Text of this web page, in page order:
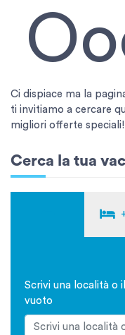
Ci dispiace ma la
ti invitiamo a cercare
migliori offerte speciali!
Cerca la tua
Scrivi una località o
vuoto